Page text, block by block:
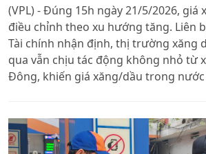
(VPL) - Đúng 15h ngày 21/5/2026, giá
điều chỉnh theo xu hướng tăng. Liên bộ Công thương –
Tài chính nhận định, thị trường xăng
qua vẫn chịu tác động không nhỏ từ
Đông, khiến giá xăng/dầu trong